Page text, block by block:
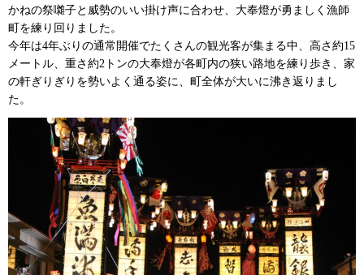
かねの祭囃子と威勢のいい掛け声に合わせ、大奉燈が勇ましく漁師
町を練り回りました。
今年は4年ぶりの通常開催でたくさんの観光客が集まる中、高さ約15
メートル、重さ約2トンの大奉燈が各町内の狭い路地を練り歩き、家
の軒ぎりぎりを勢いよく通る姿に、町全体が大いに沸き返りまし
た。